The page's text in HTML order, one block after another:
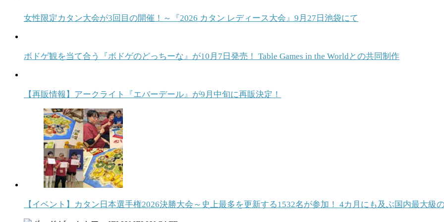
女性限定カタン大会が3回目の開催！～『2026 カタン レディース大会』9月27日池袋にて
ボドゲ観を当て合う『ボドゲのどっちーな』が10月7日発売！ Table Games in the Worldとの共同制作
【再販情報】アークライト『エバーデール』が9月中旬に再販決定！
【イベント】カタン日本選手権2026決勝大会～史上最多を更新する1532名が参加！ 4カ月にも及ぶ国内最大